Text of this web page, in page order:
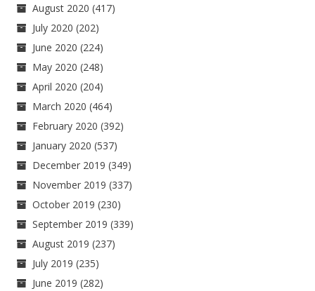
August 2020 (417)
July 2020 (202)
June 2020 (224)
May 2020 (248)
April 2020 (204)
March 2020 (464)
February 2020 (392)
January 2020 (537)
December 2019 (349)
November 2019 (337)
October 2019 (230)
September 2019 (339)
August 2019 (237)
July 2019 (235)
June 2019 (282)